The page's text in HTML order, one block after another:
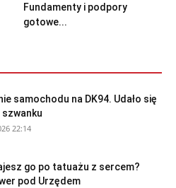
Fundamenty i podpory
gotowe...
samochodu na DK94. Udało się
22:14
go po tatuażu z sercem?
pod Urzędem